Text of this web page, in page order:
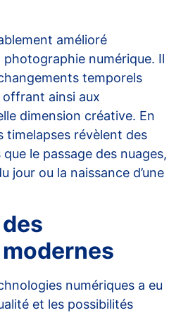
amélioré
photographie numérique. Il
temporels
offrant ainsi aux
dimension créative. En
timelapses révèlent des
le passage des nuages,
jour ou la naissance d’une
numériques a eu
et les possibilités